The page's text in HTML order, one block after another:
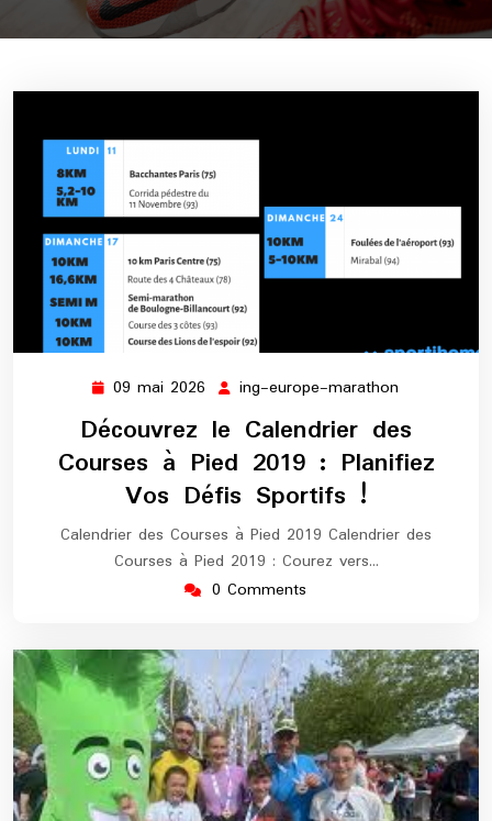
09 mai 2026 09
mai
2026
ing-europe-marathon
marathon
Découvrez le Calendrier des
Courses à Pied 2019 : Planifiez
Vos Défis Sportifs !
Calendrier des Courses à Pied 2019 Calendrier des
Courses à Pied 2019 : Courez vers…
0 Comments